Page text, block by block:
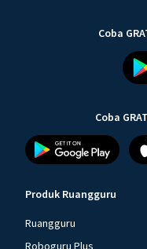
Coba
Coba
Produk Ruangguru
Ruangguru
Roboguru Plus